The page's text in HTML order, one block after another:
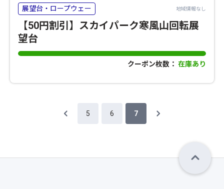
展望台・ロープウェー 地域情報なし
【50円割引】スカイパーク寒風山回転展
望台
クーポン枚数： 在庫あり
5 6 7